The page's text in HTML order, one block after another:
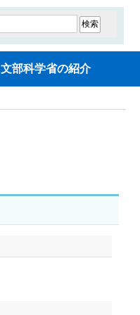
文部科学省の紹介